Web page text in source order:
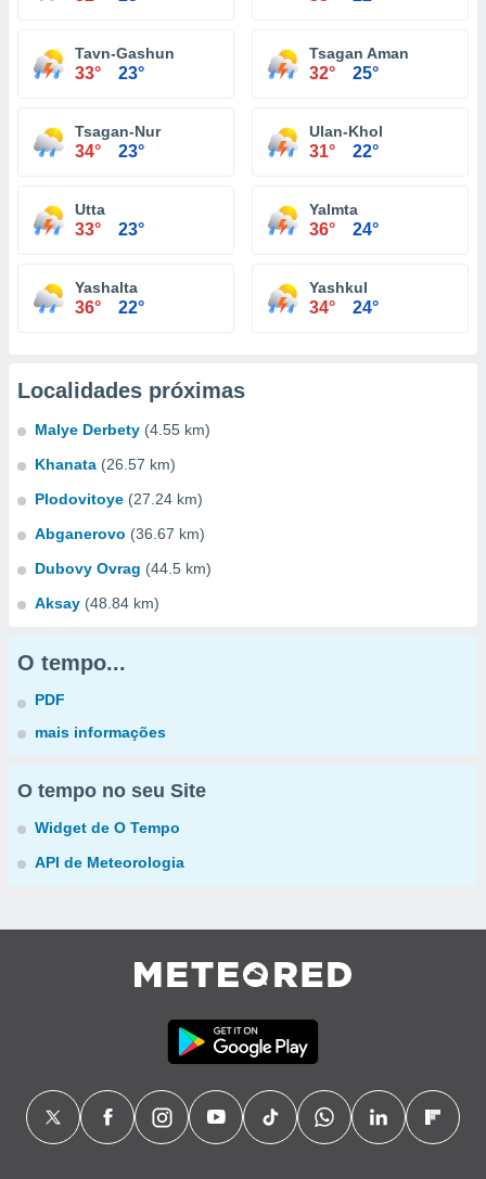
Tavn-Gashun
33° 23°
Tsagan Aman
32° 25°
Tsagan-Nur
34° 23°
Ulan-Khol
31° 22°
Utta
33° 23°
Yalmta
36° 24°
Yashalta
36° 22°
Yashkul
34° 24°
Localidades próximas
Malye Derbety (4.55 km)
Khanata (26.57 km)
Plodovitoye (27.24 km)
Abganerovo (36.67 km)
Dubovy Ovrag (44.5 km)
Aksay (48.84 km)
O tempo...
PDF
mais informações
O tempo no seu Site
Widget de O Tempo
API de Meteorologia